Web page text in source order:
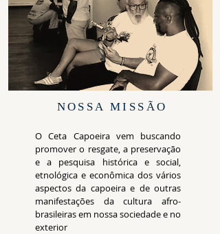
NOSSA MISSÃO
O Ceta Capoeira vem buscando
promover o resgate, a preservação
e a pesquisa histórica e social,
etnológica e econômica dos vários
aspectos da capoeira e de outras
manifestações da cultura afro-
brasileiras em nossa sociedade e no
exterior